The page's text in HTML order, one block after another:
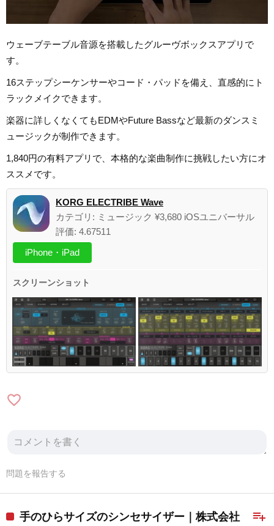
ウェーブテーブル音源を搭載したグルーヴボックスアプリで
す。
16ステップシーケンサーやコード・パッドを備え、直感的にト
ラックメイクできます。
楽器に詳しくなくてもEDMやFuture Bassなど最新のダンスミ
ュージックが制作できます。
1,840円の有料アプリで、本格的な楽曲制作に挑戦したい方にオ
ススメです。
KORG ELECTRIBE Wave
カテゴリ: ミュージック ¥3,680 iOSユニバーサル
評価: 4.67511
iPhone・iPad
スクリーンショット
favorite_border
問題を報告する
playlist_add
手のひらサイズのシンセサイザー｜株式会社